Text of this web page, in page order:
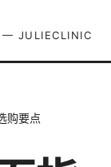
— JULIECLINIC
购要点